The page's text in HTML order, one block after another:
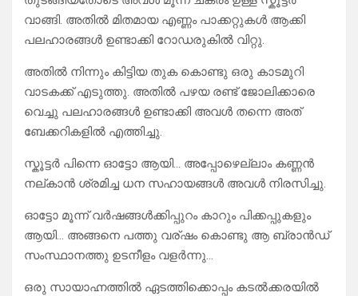
വാങ്ങി. അതിൽ മിതമായ എണ്ണം പാക്കറ്റുകൾ ആക്കി
പലഹാരങ്ങൾ ഉണ്ടാക്കി റോഡരുകിൽ വിറ്റു.
അതിൽ നിന്നും കിട്ടിയ തുക കൊണ്ടു ഒരു കാടമുറി
വാടകക്ക് എടുത്തു. അതിൽ പഴയ രണ്ട് ജോലിക്കാരെ
വെച്ചു പലഹാരങ്ങൾ ഉണ്ടാക്കി അവൾ തന്നെ അത്
ബേക്കറികളിൽ എത്തിച്ചു.
സ്കൂട്ടർ പിന്നെ ഓട്ടോ ആയി… അപ്പോഴെല്ലാം കണ്ണൻ
നല്കാൻ ശ്രമിച്ച ധന സഹായങ്ങൾ അവൾ നിരസിച്ചു.
ഓട്ടോ മൂന്ന് വർഷങ്ങൾക്കിപ്പുറം കാറും പിക്കപ്പുകളും
ആയി… അങ്ങനെ പത്തു വര്ഷം കൊണ്ടു ആ ബ്രാൻഡ്
സംസ്ഥാനത്തു ഉടനീളം വളർന്നു…
ഒരു സായാഹ്നത്തിൽ ഏടത്തിക്കൊപ്പം കടൽക്കരയിൽ